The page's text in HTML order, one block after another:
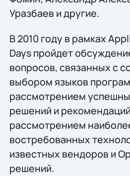
Уразбаев и другие.
В 2010 году в рамках
Days пройдет
вопросов, связанных с
выбором языков
рассмотрением
решений и
рассмотрением
востребованных
известных вендоров и
решений.